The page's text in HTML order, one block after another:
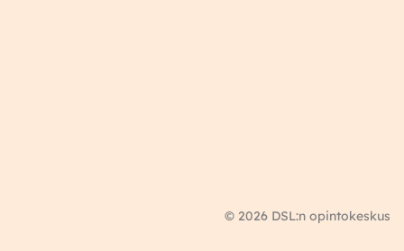
© 2026 DSL:n opintokeskus